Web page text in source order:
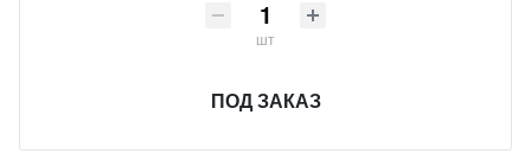
шт
ПОД ЗАКАЗ